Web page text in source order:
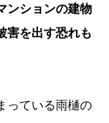
ンションの建物
害を出す恐れも
っている雨樋の